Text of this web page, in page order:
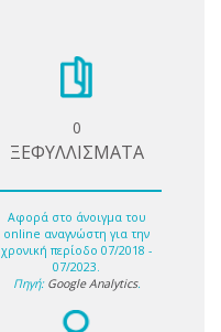
0
ΞΕΦΥΛΛΙΣΜΑΤΑ
Αφορά στο άνοιγμα του
online αναγνώστη για την
χρονική περίοδο 07/2018 -
07/2023.
Πηγή: Google Analytics.